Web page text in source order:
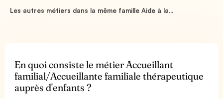
Les autres métiers dans la même famille Aide à la...
En quoi consiste le métier Accueillant
familial/Accueillante familiale thérapeutique
auprès d'enfants ?